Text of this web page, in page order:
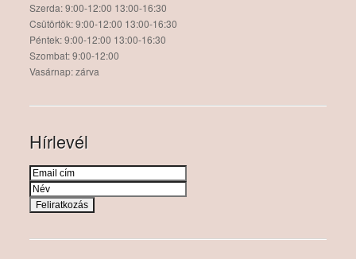
Szerda: 9:00-12:00 13:00-16:30
Csütörtök: 9:00-12:00 13:00-16:30
Péntek: 9:00-12:00 13:00-16:30
Szombat: 9:00-12:00
Vasárnap: zárva
Hírlevél